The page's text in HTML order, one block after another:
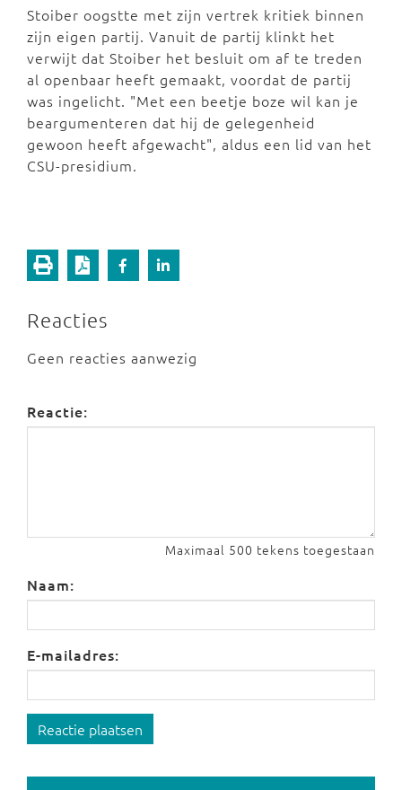
Stoiber oogstte met zijn vertrek kritiek binnen
zijn eigen partij. Vanuit de partij klinkt het
verwijt dat Stoiber het besluit om af te treden
al openbaar heeft gemaakt, voordat de partij
was ingelicht. "Met een beetje boze wil kan je
beargumenteren dat hij de gelegenheid
gewoon heeft afgewacht", aldus een lid van het
CSU-presidium.
Reacties
Geen reacties aanwezig
Reactie:
Maximaal 500 tekens toegestaan
Naam:
E-mailadres:
Reactie plaatsen